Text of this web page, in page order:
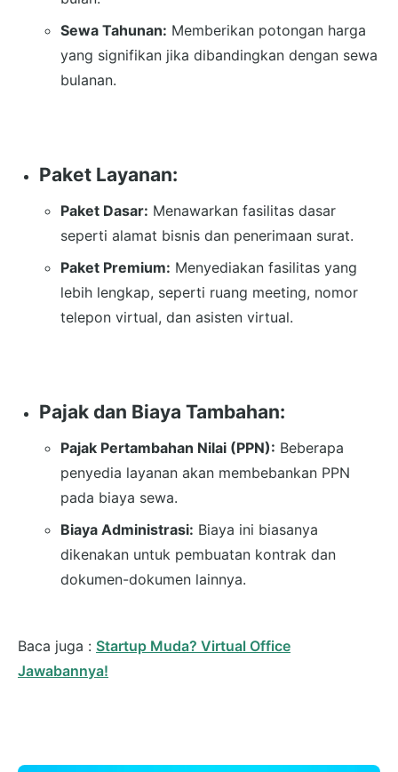
Sewa Tahunan: Memberikan potongan harga
yang signifikan jika dibandingkan dengan sewa
bulanan.
Paket Layanan:
Paket Dasar: Menawarkan fasilitas dasar
seperti alamat bisnis dan penerimaan surat.
Paket Premium: Menyediakan fasilitas yang
lebih lengkap, seperti ruang meeting, nomor
telepon virtual, dan asisten virtual.
Pajak dan Biaya Tambahan:
Pajak Pertambahan Nilai (PPN): Beberapa
penyedia layanan akan membebankan PPN
pada biaya sewa.
Biaya Administrasi: Biaya ini biasanya
dikenakan untuk pembuatan kontrak dan
dokumen-dokumen lainnya.
Baca juga : Startup Muda? Virtual Office
Jawabannya!